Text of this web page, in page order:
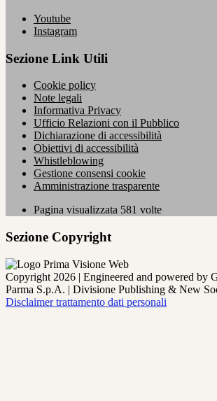
Youtube
Instagram
Sezione Link Utili
Cookie policy
Note legali
Informativa Privacy
Ufficio Relazioni con il Pubblico
Dichiarazione di accessibilità
Obiettivi di accessibilità
Whistleblowing
Gestione consensi cookie
Amministrazione trasparente
Pagina visualizzata 581 volte
Sezione Copyright
Copyright 2026 | Engineered and powered by
Parma S.p.A. | Divisione Publishing & New
Disclaimer trattamento dati personali